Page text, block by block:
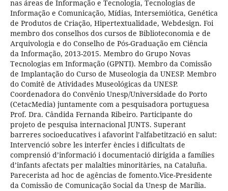
nas áreas de Informação e Tecnologia, Tecnologias de
Informação e Comunicação, Mídias, Intersemiótica, Genética
de Produtos de Criação, Hipertextualidade, Webdesign. Foi
membro dos conselhos dos cursos de Biblioteconomia e de
Arquivologia e do Conselho de Pós-Graduação em Ciência
da Informação, 2013-2015. Membro do Grupo Novas
Tecnologias em Informação (GPNTI). Membro da Comissão
de Implantação do Curso de Museologia da UNESP. Membro
do Comitê de Atividades Museológicas da UNESP.
Coordenadora do Convênio Unesp/Universidade do Porto
(CetacMedia) juntamente com a pesquisadora portuguesa
Prof. Dra. Cândida Fernanda Ribeiro. Participante do
projeto de pesquisa internacional JUNTS. Superant
barreres socioeducatives i afavorint l’alfabetització en salut:
Intervenció sobre les interfer ències i dificultats de
comprensió d’informació i documentació dirigida a famílies
d’infants afectats per malalties minoritàries, na Cataluña.
Parecerista ad hoc de agências de fomento.Vice-Presidente
da Comissão de Comunicação Social da Unesp de Marília.